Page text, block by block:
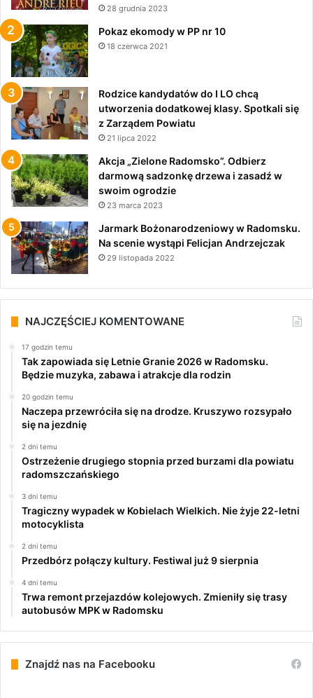
28 grudnia 2023
Pokaz ekomody w PP nr 10
18 czerwca 2021
Rodzice kandydatów do I LO chcą
utworzenia dodatkowej klasy. Spotkali się
z Zarządem Powiatu
21 lipca 2022
Akcja „Zielone Radomsko”. Odbierz
darmową sadzonkę drzewa i zasadź w
swoim ogrodzie
23 marca 2023
Jarmark Bożonarodzeniowy w Radomsku.
Na scenie wystąpi Felicjan Andrzejczak
29 listopada 2022
NAJCZĘŚCIEJ KOMENTOWANE
17 godzin temu
Tak zapowiada się Letnie Granie 2026 w Radomsku.
Będzie muzyka, zabawa i atrakcje dla rodzin
20 godzin temu
Naczepa przewróciła się na drodze. Kruszywo rozsypało
się na jezdnię
2 dni temu
Ostrzeżenie drugiego stopnia przed burzami dla powiatu
radomszczańskiego
3 dni temu
Tragiczny wypadek w Kobielach Wielkich. Nie żyje 22-letni
motocyklista
2 dni temu
Przedbórz połączy kultury. Festiwal już 9 sierpnia
4 dni temu
Trwa remont przejazdów kolejowych. Zmieniły się trasy
autobusów MPK w Radomsku
Znajdź nas na Facebooku